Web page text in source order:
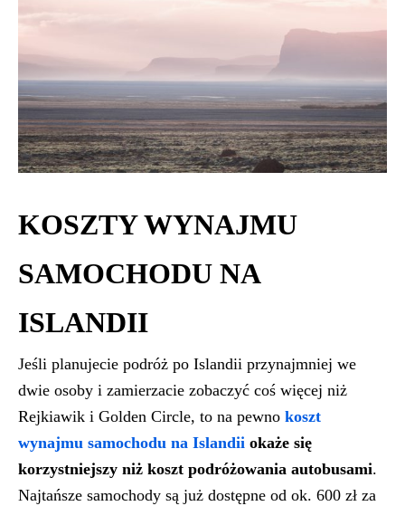
KOSZTY WYNAJMU
SAMOCHODU NA
ISLANDII
Jeśli planujecie podróż po Islandii przynajmniej we
dwie osoby i zamierzacie zobaczyć coś więcej niż
Rejkiawik i Golden Circle, to na pewno koszt
wynajmu samochodu na Islandii okaże się
korzystniejszy niż koszt podróżowania autobusami.
Najtańsze samochody są już dostępne od ok. 600 zł za